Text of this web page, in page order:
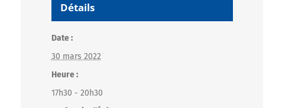
Détails
Date :
30 mars 2022
Heure :
17h30 - 20h30